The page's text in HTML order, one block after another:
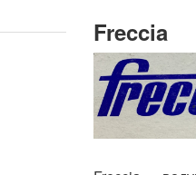
Freccia